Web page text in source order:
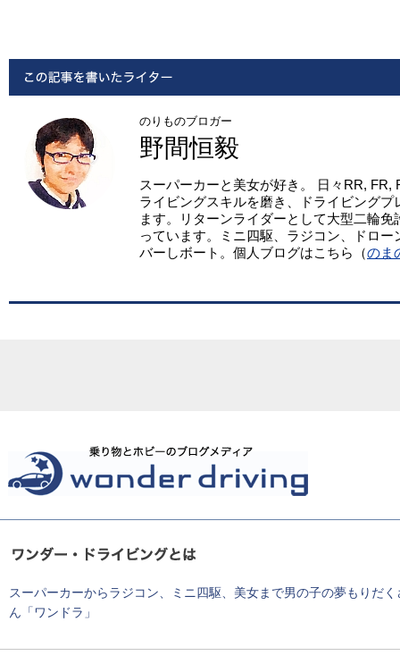
のりものブロガー
野間恒毅
スーパーカーと美女が好き。 日々RR, FR,
ライビングスキルを磨き、ドライビングプ
ます。リターンライダーとして大型二輪
っています。ミニ四駆、ラジコン、ドロ
バーしボート。個人ブログはこちら（のま
スーパーカーからラジコン、ミニ四駆、美女まで男の子の夢もりだく
ん「ワンドラ」